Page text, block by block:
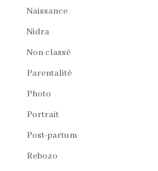
Naissance
Nidra
Non classé
Parentalité
Photo
Portrait
Post-partum
Rebozo